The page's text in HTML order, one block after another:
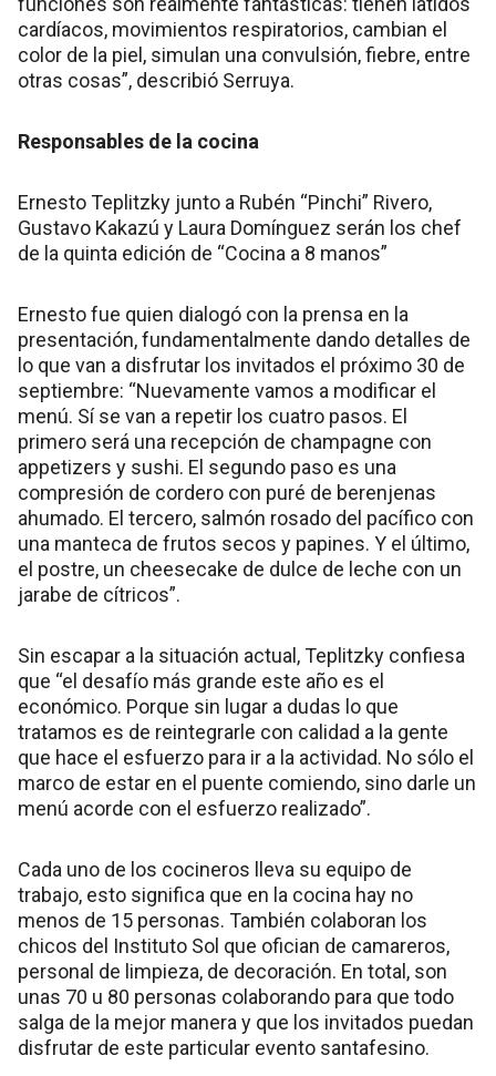
cardíacos, movimientos respiratorios, cambian el
color de la piel, simulan una convulsión, fiebre, entre
otras cosas”, describió Serruya.
Responsables de la cocina
Ernesto Teplitzky junto a Rubén “Pinchi” Rivero,
Gustavo Kakazú y Laura Domínguez serán los chef
de la quinta edición de “Cocina a 8 manos”
Ernesto fue quien dialogó con la prensa en la
presentación, fundamentalmente dando detalles de
lo que van a disfrutar los invitados el próximo 30 de
septiembre: “Nuevamente vamos a modificar el
menú. Sí se van a repetir los cuatro pasos. El
primero será una recepción de champagne con
appetizers y sushi. El segundo paso es una
compresión de cordero con puré de berenjenas
ahumado. El tercero, salmón rosado del pacífico con
una manteca de frutos secos y papines. Y el último,
el postre, un cheesecake de dulce de leche con un
jarabe de cítricos”.
Sin escapar a la situación actual, Teplitzky confiesa
que “el desafío más grande este año es el
económico. Porque sin lugar a dudas lo que
tratamos es de reintegrarle con calidad a la gente
que hace el esfuerzo para ir a la actividad. No sólo el
marco de estar en el puente comiendo, sino darle un
menú acorde con el esfuerzo realizado”.
Cada uno de los cocineros lleva su equipo de
trabajo, esto significa que en la cocina hay no
menos de 15 personas. También colaboran los
chicos del Instituto Sol que ofician de camareros,
personal de limpieza, de decoración. En total, son
unas 70 u 80 personas colaborando para que todo
salga de la mejor manera y que los invitados puedan
disfrutar de este particular evento santafesino.